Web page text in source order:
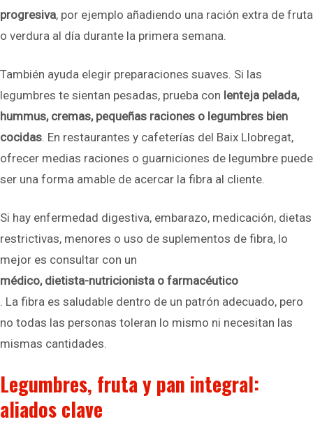
progresiva, por ejemplo añadiendo una ración extra de fruta
o verdura al día durante la primera semana.
También ayuda elegir preparaciones suaves. Si las
legumbres te sientan pesadas, prueba con lenteja pelada,
hummus, cremas, pequeñas raciones o legumbres bien
cocidas. En restaurantes y cafeterías del Baix Llobregat,
ofrecer medias raciones o guarniciones de legumbre puede
ser una forma amable de acercar la fibra al cliente.
Si hay enfermedad digestiva, embarazo, medicación, dietas
restrictivas, menores o uso de suplementos de fibra, lo
mejor es consultar con un
médico, dietista-nutricionista o farmacéutico
. La fibra es saludable dentro de un patrón adecuado, pero
no todas las personas toleran lo mismo ni necesitan las
mismas cantidades.
Legumbres, fruta y pan integral:
aliados clave